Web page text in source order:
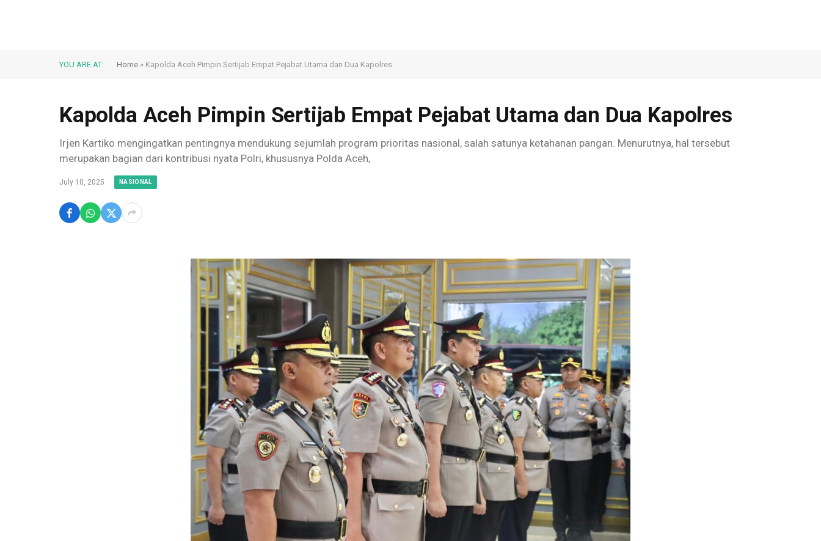
YOU ARE AT: Home » Kapolda Aceh Pimpin Sertijab Empat Pejabat Utama dan Dua Kapolres
Kapolda Aceh Pimpin Sertijab Empat Pejabat Utama dan Dua Kapolres
Irjen Kartiko mengingatkan pentingnya mendukung sejumlah program prioritas nasional, salah satunya ketahanan pangan. Menurutnya, hal tersebut
merupakan bagian dari kontribusi nyata Polri, khususnya Polda Aceh,
July 10, 2025 NASIONAL